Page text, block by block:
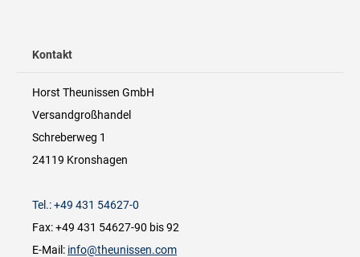
Kontakt
Horst Theunissen GmbH
Versandgroßhandel
Schreberweg 1
24119 Kronshagen
Tel.: +49 431 54627-0
Fax: +49 431 54627-90 bis 92
E-Mail: info@theunissen.com